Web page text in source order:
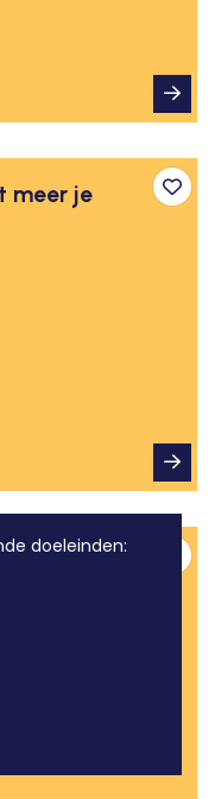
meer je
doeleinden: